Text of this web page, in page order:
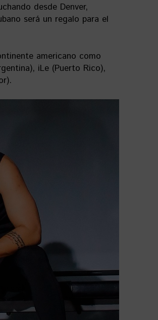
desde Denver,
será un regalo para el
americano como
iLe (Puerto Rico),